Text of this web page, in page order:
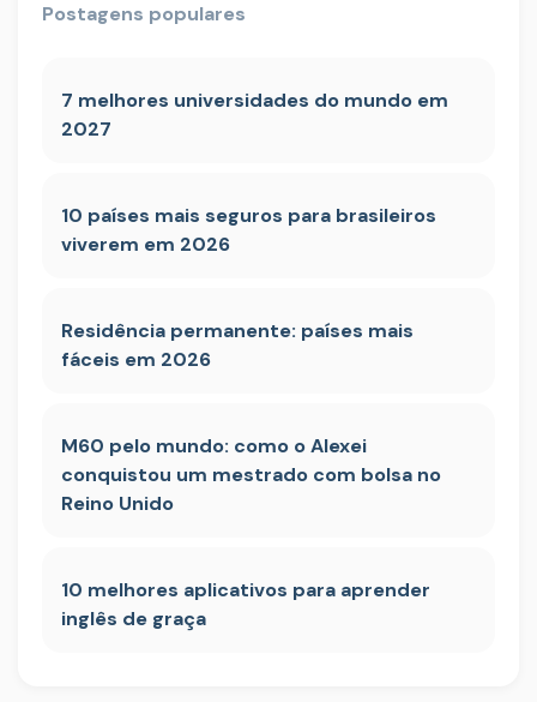
Postagens populares
7 melhores universidades do mundo em
2027
10 países mais seguros para brasileiros
viverem em 2026
Residência permanente: países mais
fáceis em 2026
M60 pelo mundo: como o Alexei
conquistou um mestrado com bolsa no
Reino Unido
10 melhores aplicativos para aprender
inglês de graça